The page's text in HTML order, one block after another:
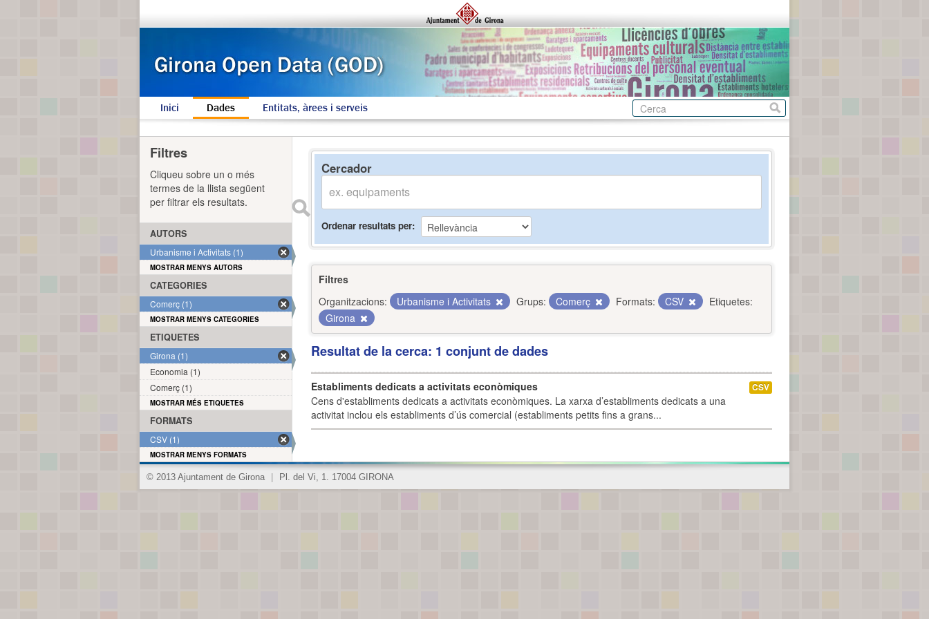
Inici Dades Entitats, àrees i serveis
Cercador
Ordenar resultats per
Filtres
Organitzacions:
Urbanisme i Activitats Grups: Comerç Formats: CSV
Etiquetes:
Girona
Resultat de la cerca: 1 conjunt de dades
Establiments dedicats a activitats econòmiques
Cens d'establiments dedicats a activitats econòmiques. La xarxa d’establiments dedicats a una
activitat inclou els establiments d’ús comercial (establiments petits fins a grans...
CSV
Filtres
Cliqueu sobre un o més
termes de la llista següent
per filtrar els resultats.
AUTORS
Urbanisme i Activitats (1)
MOSTRAR MENYS AUTORS
CATEGORIES
Comerç (1)
MOSTRAR MENYS CATEGORIES
ETIQUETES
Girona (1)
Economia (1)
Comerç (1)
MOSTRAR MÉS ETIQUETES
FORMATS
CSV (1)
MOSTRAR MENYS FORMATS
© 2013 Ajuntament de Girona Pl. del Vi, 1. 17004 GIRONA